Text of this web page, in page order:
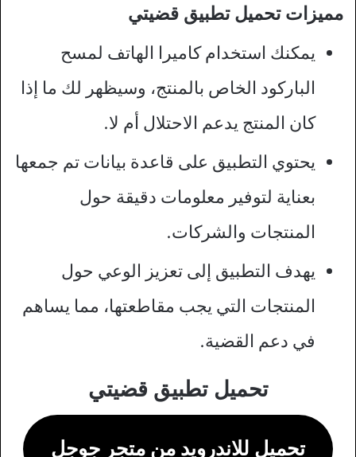
مميزات تحميل تطبيق قضيتي
يمكنك استخدام كاميرا الهاتف لمسح
الباركود الخاص بالمنتج، وسيظهر لك ما إذا
كان المنتج يدعم الاحتلال أم لا.
يحتوي التطبيق على قاعدة بيانات تم جمعها
بعناية لتوفير معلومات دقيقة حول
المنتجات والشركات.
يهدف التطبيق إلى تعزيز الوعي حول
المنتجات التي يجب مقاطعتها، مما يساهم
في دعم القضية.
تحميل تطبيق قضيتي
تحميل للاندرويد من متجر جوجل